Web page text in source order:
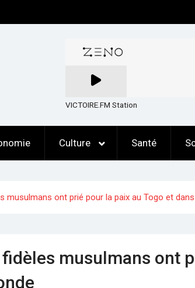
VICTOIRE.FM Station
Culture Santé
musulmans ont prié pour la paix au Togo et
fidèles musulmans ont